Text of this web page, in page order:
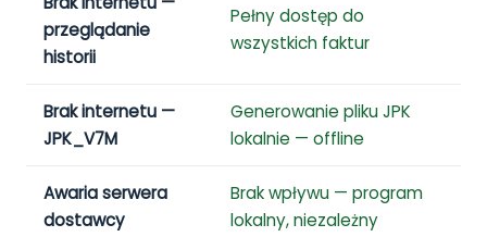
przeglądanie
historii
Pełny dostęp do
wszystkich faktur
Brak internetu —
JPK_V7M
Generowanie pliku JPK
lokalnie — offline
Awaria serwera
dostawcy
Brak wpływu — program
lokalny, niezależny